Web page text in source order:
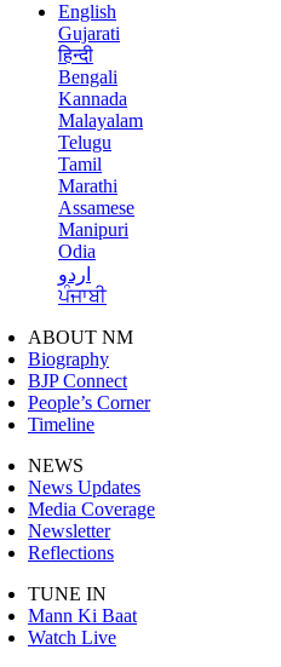
English
Gujarati
हिन्दी
Bengali
Kannada
Malayalam
Telugu
Tamil
Marathi
Assamese
Manipuri
Odia
اردو
ਪੰਜਾਬੀ
ABOUT NM
Biography
BJP Connect
People’s Corner
Timeline
NEWS
News Updates
Media Coverage
Newsletter
Reflections
TUNE IN
Mann Ki Baat
Watch Live